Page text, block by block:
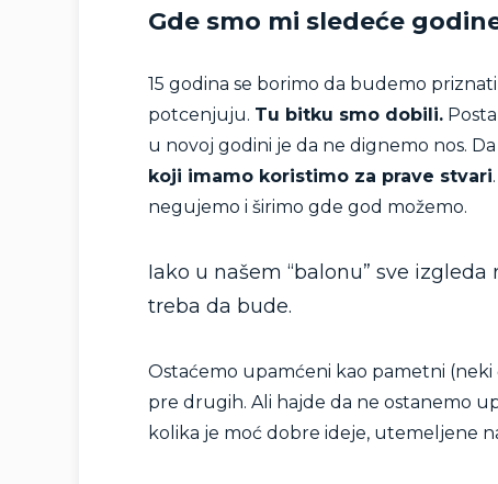
Gde smo mi sledeće
15 godina se borimo da budemo
potcenjuju. Tu bitku smo dobili.
u novoj godini je da ne dignemo nos.
koji imamo koristimo za prave stvari
negujemo i širimo gde god možemo.
Iako u našem “balonu” sve
treba da bude.
Ostaćemo upamćeni kao pametni
pre drugih. Ali hajde da ne ostanemo
kolika je moć dobre ideje, utemeljene